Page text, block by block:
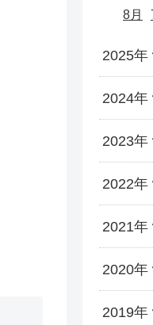
8月
2025年
2024年
2023年
2022年
2021年
2020年
2019年